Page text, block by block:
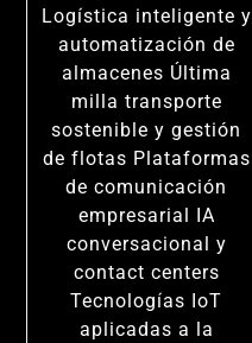
Logística inteligente y
automatización de
almacenes Última
milla transporte
sostenible y gestión
de flotas Plataformas
de comunicación
empresarial IA
conversacional y
contact centers
Tecnologías IoT
aplicadas a la